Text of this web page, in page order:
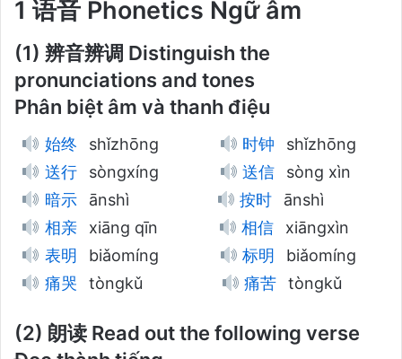
1 语音 Phonetics Ngữ âm
(1) 辨音辨调 Distinguish the
pronunciations and tones
Phân biệt âm và thanh điệu
始终 shǐzhōng 时钟
shǐzhōng
送行
sòngxíng 送信
sòng xìn
暗示
ānshì 按时
ānshì
相亲
xiāng qīn 相信
xiāngxìn
表明
biǎomíng 标明
biǎomíng
痛哭
tòngkǔ 痛苦 tòngkǔ
(2) 朗读 Read out the following verse